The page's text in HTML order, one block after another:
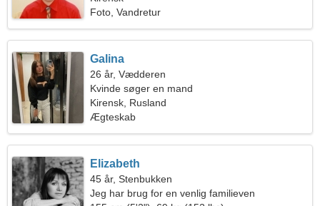
Foto, Vandretur
Galina
26 år, Vædderen
Kvinde søger en mand
Kirensk, Rusland
Ægteskab
Elizabeth
45 år, Stenbukken
Jeg har brug for en venlig familieven